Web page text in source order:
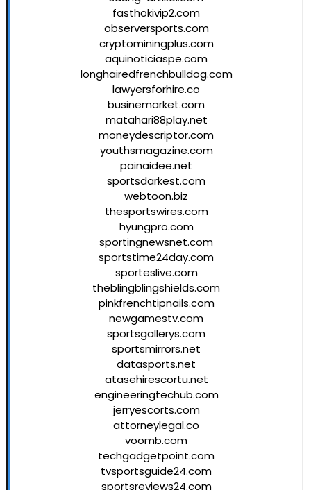
fasthokivip2.com
observersports.com
cryptominingplus.com
aquinoticiaspe.com
longhairedfrenchbulldog.com
lawyersforhire.co
businemarket.com
matahari88play.net
moneydescriptor.com
youthsmagazine.com
painaidee.net
sportsdarkest.com
webtoon.biz
thesportswires.com
hyungpro.com
sportingnewsnet.com
sportstime24day.com
sporteslive.com
theblingblingshields.com
pinkfrenchtipnails.com
newgamestv.com
sportsgallerys.com
sportsmirrors.net
datasports.net
atasehirescortu.net
engineeringtechub.com
jerryescorts.com
attorneylegal.co
voomb.com
techgadgetpoint.com
tvsportsguide24.com
sportsreviews24.com